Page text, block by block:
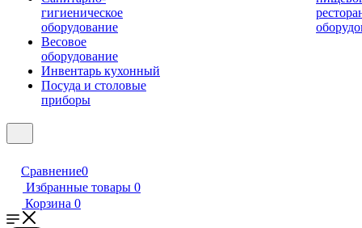
гигиеническое
оборудование
Весовое
оборудование
Инвентарь кухонный
Посуда и столовые
приборы
Сравнение0
Избранные товары 0
Корзина 0